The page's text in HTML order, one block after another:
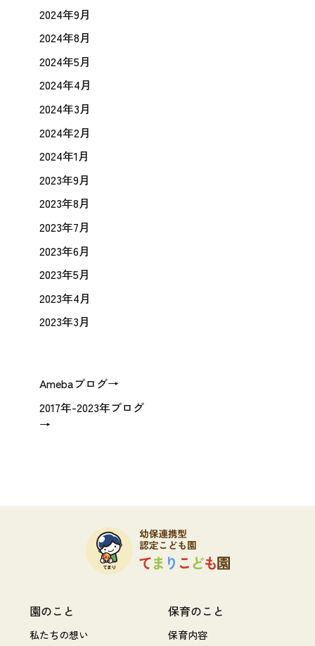
2024年9月
2024年8月
2024年5月
2024年4月
2024年3月
2024年2月
2024年1月
2023年9月
2023年8月
2023年7月
2023年6月
2023年5月
2023年4月
2023年3月
Amebaブログ→
2017年-2023年ブログ
→
園のこと
私たちの想い
保育のこと
保育内容